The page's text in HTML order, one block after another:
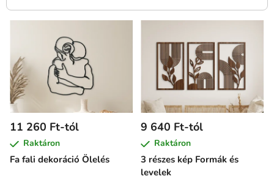
T
m
é
k
e
k
lFa fali dekoráció Ölelés
11 260 Ft-tól
Raktáron
3 részes kép Formák és
levelek
9 640 Ft-tól
Raktáron